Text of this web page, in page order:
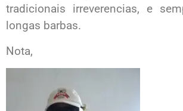
tradicionais irreverencias, e
longas barbas.
Nota,